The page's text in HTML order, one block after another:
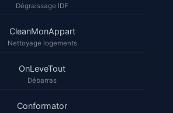
Dégraissage IDF
CleanMonAppart
Nettoyage logements
OnLeveTout
Débarras
Conformator